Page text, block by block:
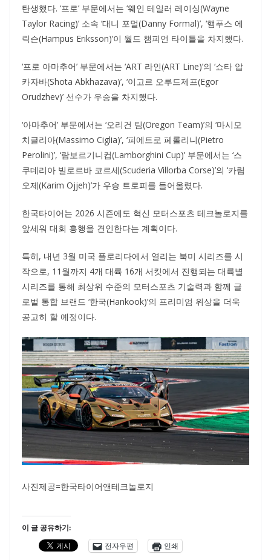
탄생했다. ‘프로’ 부문에서는 ‘웨인 테일러 레이싱(Wayne
Taylor Racing)’ 소속 ‘대니 포멀(Danny Formal)’, ‘햄푸스 에
릭슨(Hampus Eriksson)’이 월드 챔피언 타이틀을 차지했다.
‘프로 아마추어’ 부문에서는 ‘ART 라인(ART Line)’의 ‘쇼타 압
카자바(Shota Abkhazava)’, ‘이고르 오루드제프(Egor
Orudzhev)’ 선수가 우승을 차지했다.
‘아마추어’ 부문에서는 ‘오리건 팀(Oregon Team)’의 ‘마시모
치글리아(Massimo Ciglia)’, ‘피에트로 페롤리니(Pietro
Perolini)’, ‘람보르기니컵(Lamborghini Cup)’ 부문에서는 ‘스
쿠데리아 빌로르바 코르세(Scuderia Villorba Corse)’의 ‘카림
오제(Karim Ojjeh)’가 우승 트로피를 들어올렸다.
한국타이어는 2026 시즌에도 혁신 모터스포츠 테크놀로지를
앞세워 대회 흥행을 견인한다는 계획이다.
특히, 내년 3월 미국 플로리다에서 열리는 북미 시리즈를 시
작으로, 11월까지 4개 대륙 16개 서킷에서 진행되는 대륙별
시리즈를 통해 최상위 수준의 모터스포츠 기술력과 함께 글
로벌 통합 브랜드 ‘한국(Hankook)’의 프리미엄 위상을 더욱
공고히 할 예정이다.
사진제공=한국타이어앤테크놀로지
이 글 공유하기:
전자우편
인쇄